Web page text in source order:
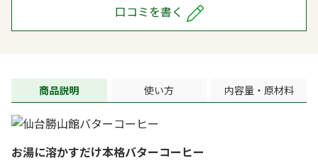
口コミを書く
商品説明 使い方 内容量・原材料
お湯に溶かすだけ本格バターコーヒー